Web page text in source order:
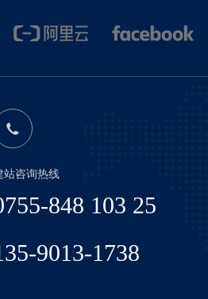
站咨询热线
848 103 25
9013-1738